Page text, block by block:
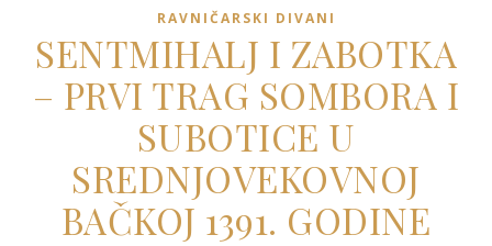
RAVNIČARSKI DIVANI
SENTMIHALJ I ZABOTKA
– PRVI TRAG SOMBORA I
SUBOTICE U
SREDNJOVEKOVNOJ
BAČKOJ 1391. GODINE